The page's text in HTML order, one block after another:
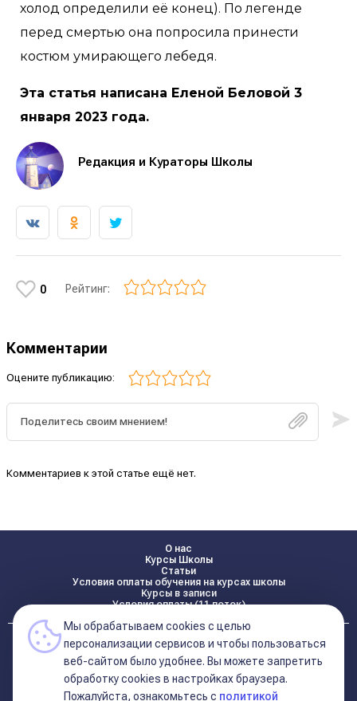
холод определили её конец). По легенде
перед смертью она попросила принести
костюм умирающего лебедя.
Эта статья написана Еленой Беловой 3
января 2023 года.
Редакция и Кураторы Школы
0 Рейтинг:
Комментарии
Оцените публикацию:
Комментариев к этой статье ещё нет.
О нас
Курсы Школы
Статьи
Условия оплаты обучения на курсах школы
Курсы в записи
Условия оплаты (11 поток)
Реквизиты
Контакты
Политика конфиденциальности
Мы обрабатываем cookies с целью
персонализации сервисов и чтобы пользоваться
веб-сайтом было удобнее. Вы можете запретить
обработку сookies в настройках браузера.
Пожалуйста, ознакомьтесь с политикой